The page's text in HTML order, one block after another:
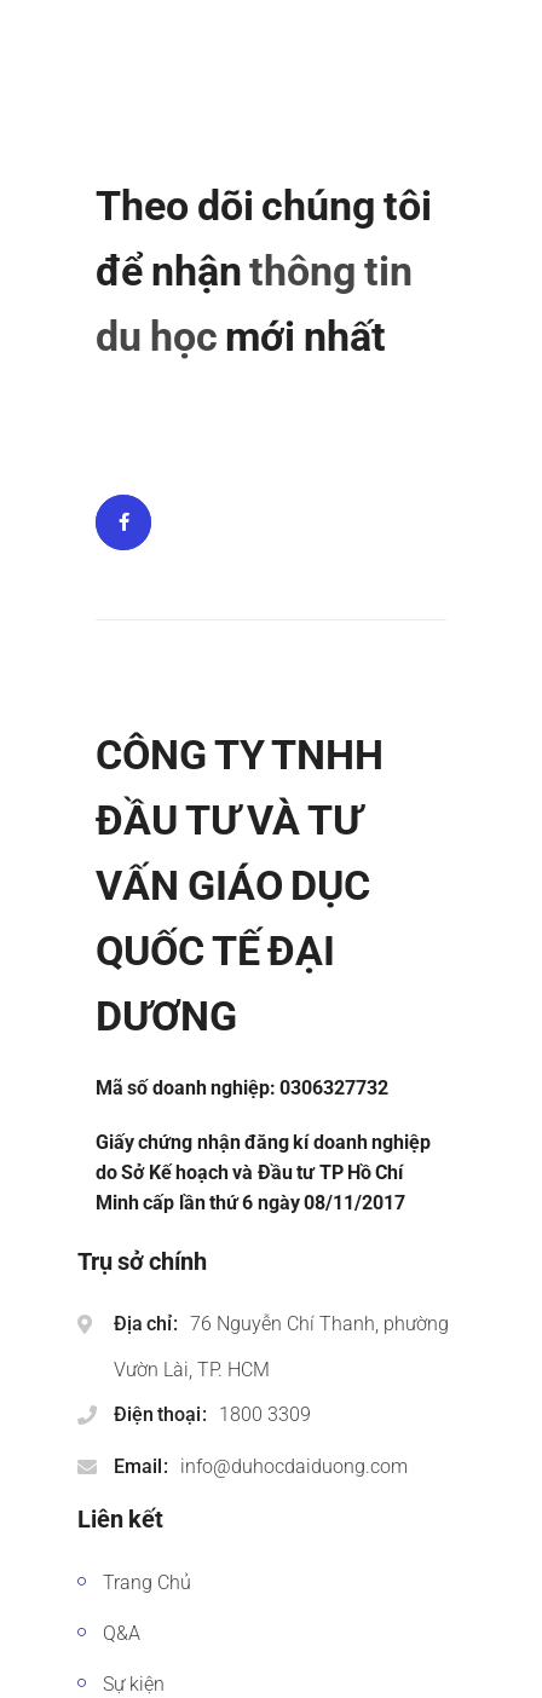
Theo dõi chúng tôi
để nhậnthông tin
du học mới nhất
CÔNG TY TNHH
ĐẦU TƯ VÀ TƯ
VẤN GIÁO DỤC
QUỐC TẾ ĐẠI
DƯƠNG
Mã số doanh nghiệp: 0306327732
Giấy chứng nhận đăng kí doanh nghiệp
do Sở Kế hoạch và Đầu tư TP Hồ Chí
Minh cấp lần thứ 6 ngày 08/11/2017
Trụ sở chính
Địa chỉ
76 Nguyễn Chí Thanh, phường
Vườn Lài, TP. HCM
Điện thoại
1800 3309
Email info@duhocdaiduong.com
Liên kết
Trang Chủ
Q&A
Sự kiện